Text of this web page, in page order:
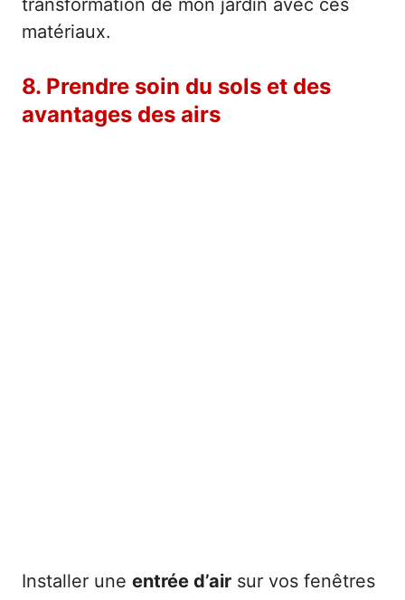
matériaux.
8. Prendre soin du sols et des
avantages des airs
Installer une entrée d’air sur vos fenêtres